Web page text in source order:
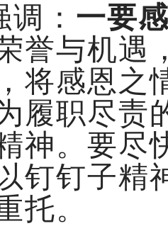
： 一要
誉与机遇
将感恩之
履职尽责
神。要尽
钉钉子精
托。